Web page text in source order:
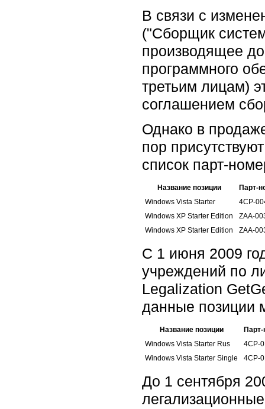
В связи с
("Сборщик
производящее
программного
третьим лицам)
соглашением
Однако в
пор
список парт-
Название позиции
Парт-
Windows Vista Starter
4CP-
Windows XP Starter Edition
ZAA-
Windows XP Starter Edition
ZAA-
С 1 июня 2009
учреждений по
Legalization
данные позиции
Название позиции
Парт-
Windows Vista Starter Rus
4CP-
Windows Vista Starter Single
4CP-
До 1 сентября